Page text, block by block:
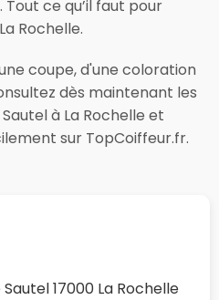
ce qu’il faut pour
Rochelle.
coupe, d'une coloration
dès maintenant les
à La Rochelle et
sur TopCoiffeur.fr.
17000 La Rochelle